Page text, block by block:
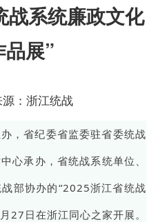
战系统廉政文化
展”
：浙江统战
，省纪委省监委驻省委统战
心承办，省统战系统单位、
部协办的“2025浙江省统战
27日在浙江同心之家开展。